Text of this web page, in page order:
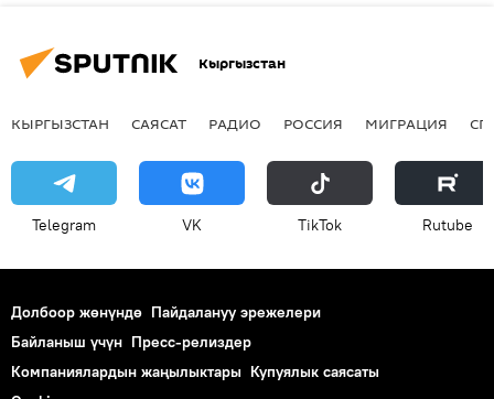
Кыргызстан
КЫРГЫЗСТАН САЯСАТ РАДИО РОССИЯ МИГРАЦИЯ
Telegram VK ТikТоk Rutube
Долбоор жөнүндө Пайдалануу эрежелери
Байланыш үчүн Пресс-релиздер
Компаниялардын жаңылыктары Купуялык саясаты